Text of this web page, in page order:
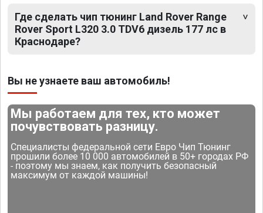
Где сделать чип тюнинг Land Rover Range
Rover Sport L320 3.0 TDV6 дизель 177 лс в
Краснодаре?
Вы не узнаете ваш автомобиль!
Мы работаем для тех, кто может
почувствовать разницу.
Специалисты федеральной сети Евро Чип Тюнинг
прошили более 10 000 автомобилей в 50+ городах РФ
- поэтому мы знаем, как получить безопасный
максимум от каждой машины!